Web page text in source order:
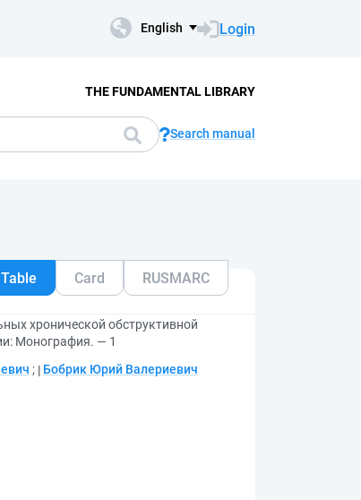
English Login
THE FUNDAMENTAL LIBRARY
Search manual
Table Card RUSMARC
хронической обструктивной
Монография. — 1
;
Бобрик Юрий Валериевич